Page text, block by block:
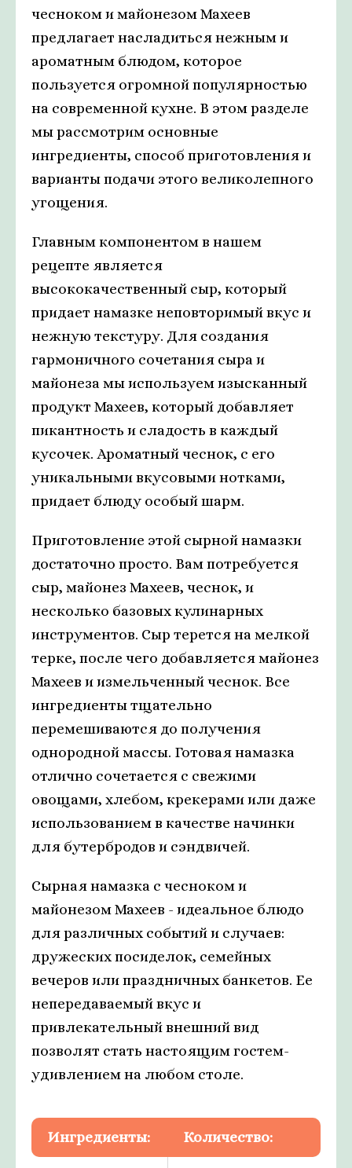
чесноком и майонезом Махеев
предлагает насладиться нежным и
ароматным блюдом, которое
пользуется огромной популярностью
на современной кухне. В этом разделе
мы рассмотрим основные
ингредиенты, способ приготовления и
варианты подачи этого великолепного
угощения.
Главным компонентом в нашем
рецепте является
высококачественный сыр, который
придает намазке неповторимый вкус и
нежную текстуру. Для создания
гармоничного сочетания сыра и
майонеза мы используем изысканный
продукт Махеев, который добавляет
пикантность и сладость в каждый
кусочек. Ароматный чеснок, с его
уникальными вкусовыми нотками,
придает блюду особый шарм.
Приготовление этой сырной намазки
достаточно просто. Вам потребуется
сыр, майонез Махеев, чеснок, и
несколько базовых кулинарных
инструментов. Сыр терется на мелкой
терке, после чего добавляется майонез
Махеев и измельченный чеснок. Все
ингредиенты тщательно
перемешиваются до получения
однородной массы. Готовая намазка
отлично сочетается с свежими
овощами, хлебом, крекерами или даже
использованием в качестве начинки
для бутербродов и сэндвичей.
Сырная намазка с чесноком и
майонезом Махеев - идеальное блюдо
для различных событий и случаев:
дружеских посиделок, семейных
вечеров или праздничных банкетов. Ее
непередаваемый вкус и
привлекательный внешний вид
позволят стать настоящим гостем-
удивлением на любом столе.
Ингредиенты: Количествo: